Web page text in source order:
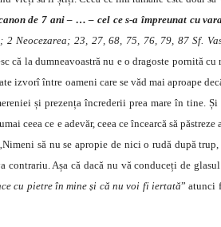
de 7 ani – … – cel ce s-a împreunat cu
Neocezarea; 23, 27, 68, 75, 76, 79, 87 Sf.
că la dumneavoastră nu e o dragoste pornită
izvorî între oameni care se văd mai aproape
și prezența încrederii prea mare în tine.
ceea ce e adevăr, ceea ce încearcă să
să nu se apropie de nici o rudă după
Așa că dacă nu vă conduceți de
cu pietre în mine și că nu voi fi iertată” atunci